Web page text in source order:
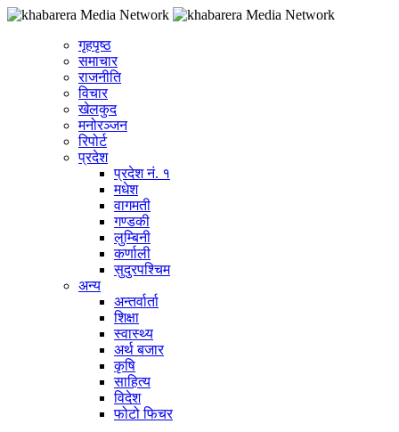
गृहपृष्ठ
समाचार
राजनीति
विचार
खेलकुद
मनोरञ्जन
रिपोर्ट
प्रदेश
प्रदेश नं. १
मधेश
वागमती
गण्डकी
लुम्बिनी
कर्णाली
सुदुरपश्चिम
अन्य
अन्तर्वार्ता
शिक्षा
स्वास्थ्य
अर्थ बजार
कृषि
साहित्य
विदेश
फोटो फिचर